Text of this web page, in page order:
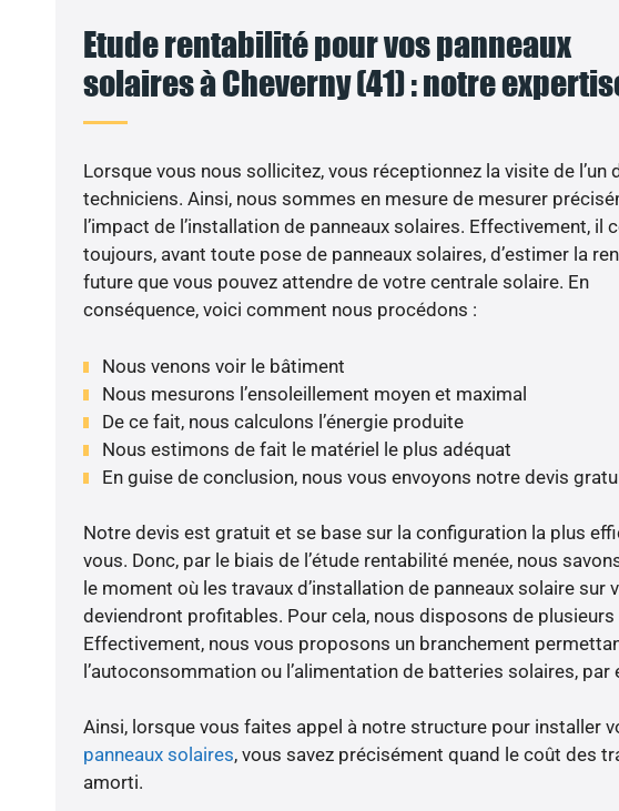
Etude rentabilité pour vos panneaux
solaires à Cheverny (41) : notre
Lorsque vous nous sollicitez, vous réceptionnez la visite de l’un
techniciens. Ainsi, nous sommes en mesure de mesurer
l’impact de l’installation de panneaux solaires. Effectivement, il
toujours, avant toute pose de panneaux solaires, d’estimer la
future que vous pouvez attendre de votre centrale solaire. En
conséquence, voici comment nous procédons :
Nous venons voir le bâtiment
Nous mesurons l’ensoleillement moyen et maximal
De ce fait, nous calculons l’énergie produite
Nous estimons de fait le matériel le plus adéquat
En guise de conclusion, nous vous envoyons notre devis
Notre devis est gratuit et se base sur la configuration la plus
vous. Donc, par le biais de l’étude rentabilité menée, nous
le moment où les travaux d’installation de panneaux solaire sur
deviendront profitables. Pour cela, nous disposons de
Effectivement, nous vous proposons un branchement
l’autoconsommation ou l’alimentation de batteries solaires, par
Ainsi, lorsque vous faites appel à notre structure pour installer
panneaux solaires, vous savez précisément quand le coût des
amorti.